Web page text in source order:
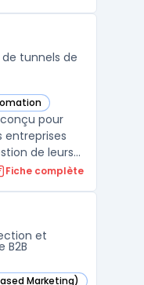
pour les
tunnels de
catégorie
pour
entreprises
de leurs
de leads
Fiche complète
et
B2B
Marketing)